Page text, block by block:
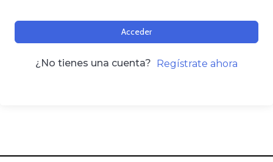
Acceder
¿No tienes una cuenta? Regístrate ahora